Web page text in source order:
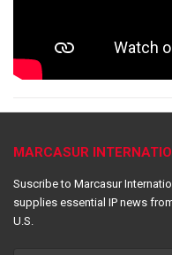
MARCASUR
Suscribe to Marcasur
supplies essential IP news
U.S.